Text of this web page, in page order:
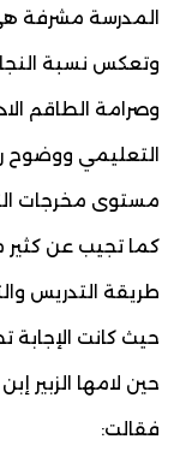
المدرسة مشرفة
وتعكس نسبة
وصرامة الطاقم
التعليمي ووضوح
مستوى مخرجات
كما تجيب عن كثير
طريقة التدريس
حيث كانت
حين لامها الزبير
فقالت: